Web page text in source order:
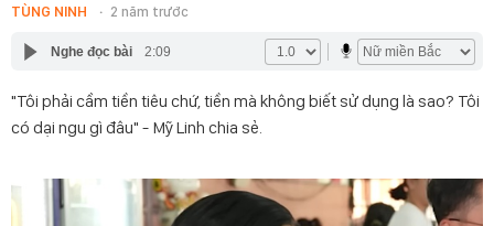
TÙNG NINH 2 năm trước
Nghe đọc bài 2:09
"Tôi phải cầm tiền tiêu chứ, tiền mà không biết sử dụng là sao? Tôi
có dại ngu gì đâu" - Mỹ Linh chia sẻ.